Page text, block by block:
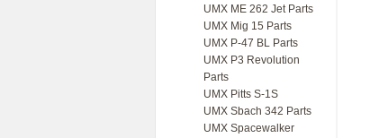
UMX ME 262 Jet Parts
UMX Mig 15 Parts
UMX P-47 BL Parts
UMX P3 Revolution
Parts
UMX Pitts S-1S
UMX Sbach 342 Parts
UMX Spacewalker